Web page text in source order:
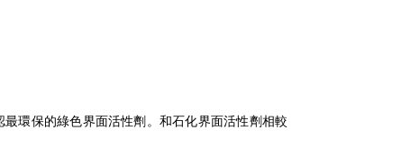
環保的綠色界面活性劑。和石化界面活性劑相較